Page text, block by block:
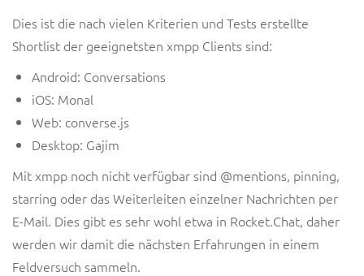
Dies ist die nach vielen Kriterien und Tests erstellte
Shortlist der geeignetsten xmpp Clients sind:
Android: Conversations
iOS: Monal
Web: converse.js
Desktop: Gajim
Mit xmpp noch nicht verfügbar sind @mentions, pinning,
starring oder das Weiterleiten einzelner Nachrichten per
E-Mail. Dies gibt es sehr wohl etwa in Rocket.Chat, daher
werden wir damit die nächsten Erfahrungen in einem
Feldversuch sammeln.